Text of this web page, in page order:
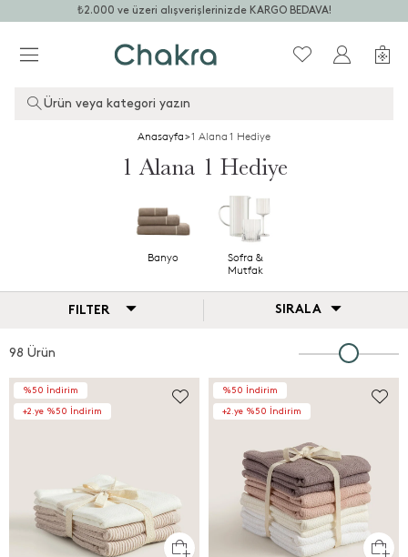
₺2.000 ve üzeri alışverişlerinizde KARGO BEDAVA!
Ürün veya kategori yazın
Anasayfa>1 Alana 1 Hediye
1 Alana 1 Hediye
Banyo
Sofra &
Mutfak
FILTER SIRALA
98 Ürün
%50 İndirim
+2.ye %50 İndirim
%50 İndirim
+2.ye %50 İndirim